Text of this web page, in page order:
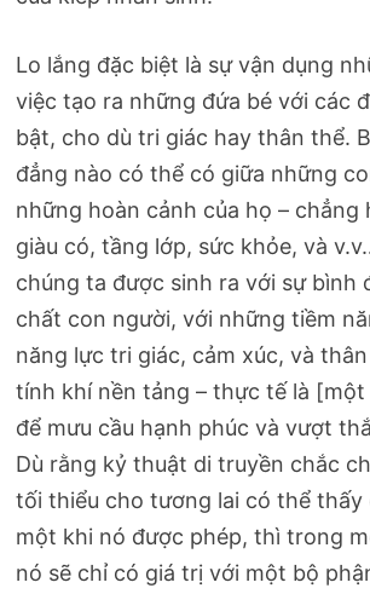
Lo lắng đặc biệt là sự vận dụng
việc tạo ra những đứa bé với các
bật, cho dù tri giác hay thân thể.
đẳng nào có thể có giữa những
những hoàn cảnh của họ – chẳng
giàu có, tầng lớp, sức khỏe, và
chúng ta được sinh ra với sự bình
chất con người, với những tiềm
năng lực tri giác, cảm xúc, và
tính khí nền tảng – thực tế là
để mưu cầu hạnh phúc và vượt
Dù rằng kỷ thuật di truyền chắc
tối thiểu cho tương lai có thể thấy
một khi nó được phép, thì trong
nó sẽ chỉ có giá trị với một bộ